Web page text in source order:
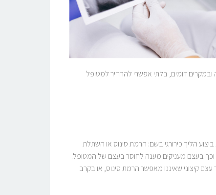
דומים, בלתי אפשרי להחדיר למטופל
הליך כירורגי בשם: הרמת סינוס או השתלת
וכך בעצם מעניקים מענה לחוסר בעצם של המטופל.
קיצוני שאיננו מאפשר הרמת סינוס, או בקרב